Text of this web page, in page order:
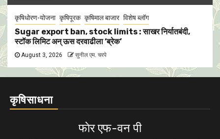
कृषिधोरण-योजना कृषिपूरक कृषिमाल बाजार विशेष ब्लॉग
Sugar export ban, stock limits : साखर निर्यातबंदी,
स्टॉक लिमिट अन् ऊस दरवाढीला ‘ब्रेक’
August 3, 2026 सुनील एम. चरपे
कृषिसाधना
फाेर एफ-वन पी